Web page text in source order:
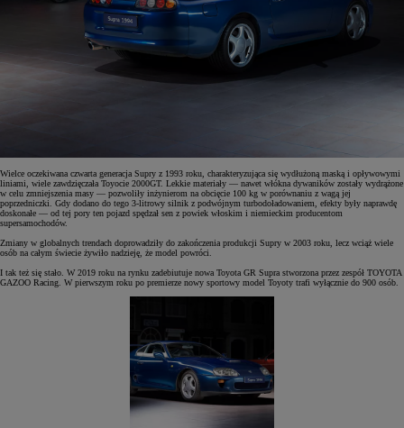
Wielce oczekiwana czwarta generacja Supry z 1993 roku, charakteryzująca się wydłużoną maską i opływowymi
liniami, wiele zawdzięczała Toyocie 2000GT. Lekkie materiały — nawet włókna dywaników zostały wydrążone
w celu zmniejszenia masy — pozwoliły inżynierom na obcięcie 100 kg w porównaniu z wagą jej
poprzedniczki. Gdy dodano do tego 3-litrowy silnik z podwójnym turbodoładowaniem, efekty były naprawdę
doskonałe — od tej pory ten pojazd spędzał sen z powiek włoskim i niemieckim producentom
supersamochodów.
Zmiany w globalnych trendach doprowadziły do zakończenia produkcji Supry w 2003 roku, lecz wciąż wiele
osób na całym świecie żywiło nadzieję, że model powróci.
I tak też się stało. W 2019 roku na rynku zadebiutuje nowa Toyota GR Supra stworzona przez zespół TOYOTA
GAZOO Racing. W pierwszym roku po premierze nowy sportowy model Toyoty trafi wyłącznie do 900 osób.